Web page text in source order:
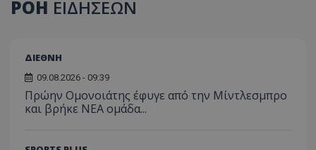
ΡΟΗ ΕΙΔΗΣΕΩΝ
ΔΙΕΘΝΗ
09.08.2026 - 09:39
Πρώην Ομονοιάτης έφυγε από την Μίντλεσμπρο
και βρήκε ΝΕΑ ομάδα...